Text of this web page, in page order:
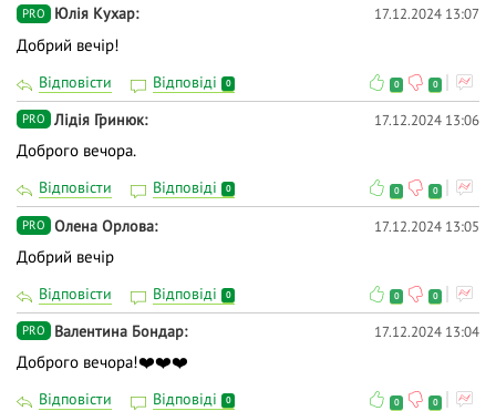
PRO Юлія Кухар 17.12.2024 13:07
Добрий вечір!
Відповісти Відповіді 0 0 0
PRO Лідія Гринюк 17.12.2024 13:06
Доброго вечора.
Відповісти Відповіді 0 0 0
PRO Олена Орлова 17.12.2024 13:05
Добрий вечір
Відповісти Відповіді 0 0 0
PRO Валентина Бондар 17.12.2024 13:04
Доброго вечора!❤️❤️❤️
Відповісти Відповіді 0 0 0